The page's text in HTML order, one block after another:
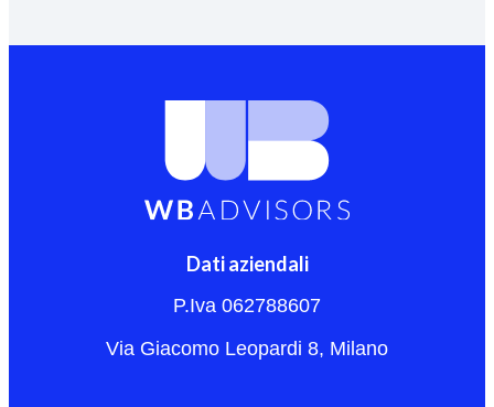
Dati aziendali
P.Iva 062788607
Via Giacomo Leopardi 8, Milano